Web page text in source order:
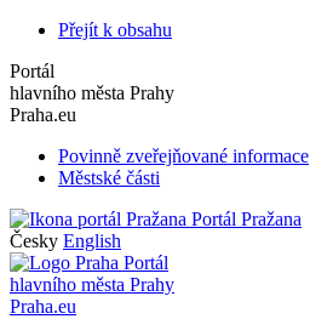
Přejít k obsahu
Portál
hlavního města Prahy
Praha.eu
Povinně zveřejňované informace
Městské části
Portál Pražana
Česky English
Portál
hlavního města Prahy
Praha.eu